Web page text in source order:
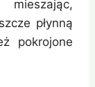
mieszając,
płynną
pokrojone